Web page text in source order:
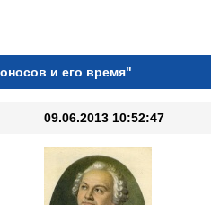
и его время"
09.06.2013 10:52:47